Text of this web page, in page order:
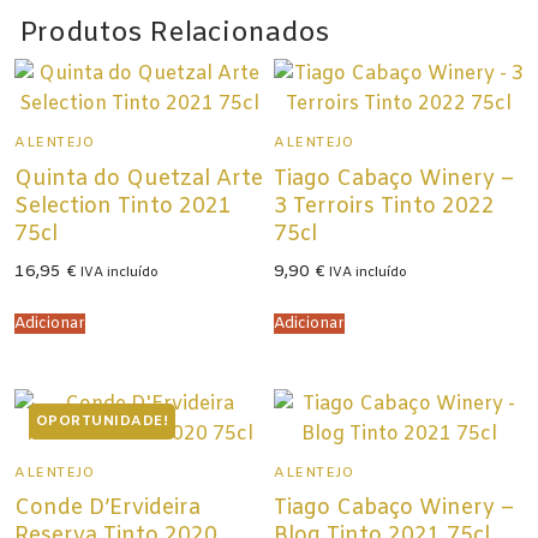
Produtos Relacionados
ALENTEJO
Quinta do Quetzal Arte
Selection Tinto 2021
75cl
16,95 € IVA incluído
Adicionar
ALENTEJO
Tiago Cabaço Winery –
3 Terroirs Tinto 2022
75cl
9,90 € IVA incluído
Adicionar
OPORTUNIDADE!
ALENTEJO
Conde D’Ervideira
ALENTEJO
Tiago Cabaço Winery –